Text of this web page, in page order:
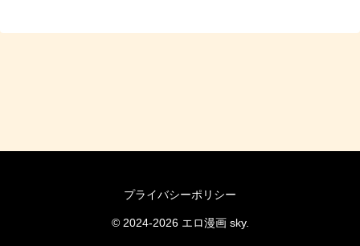
プライバシーポリシー
© 2024-2026 エロ漫画 sky.